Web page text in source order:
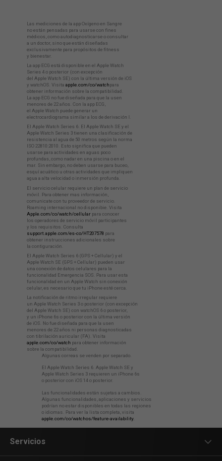
Las mediciones de la app Oxígeno en Sangre
no están pensadas para usarse con fines
médicos, como autodiagnosticarse o consultar
a un doctor, sino que están diseñadas
exclusivamente para propósitos de fitness
y bienestar.
La app ECG está disponible en el Apple Watch
Series 4 o posterior (con excepción
del Apple Watch SE) con la última versión de iOS
y watchOS. Visita apple.com/co/watchpara
obtener información sobre la compatibilidad.
La app ECG no fue diseñada para que la usen
menores de 22 años. Con la app ECG,
el Apple Watch puede generar un
electrocardiograma similar a los de derivación I.
El Apple Watch Series 6. El Apple Watch SE y el
Apple Watch Series 3 tienen una clasificación de
resistencia al agua de 50 metros según la norma
ISO 22810:2010. Esto significa que pueden
usarse para actividades en aguas poco
profundas, como nadar en una piscina o en el
mar. Sin embargo, no deben usarse para buceo,
esquí acuático u otras actividades que impliquen
agua a alta velocidad o inmersión profunda.
El servicio celular requiere un plan de servicio
móvil. Para obtener mas información,
comunicate con tu proveedor de servicio.
Roaming internacional no disponibie. Visita
Apple.com/co/watch/cellular para conocer
los operadores de servicio móvil participantes
y los requisitos. Consulta
support.apple.com/es-co/HT207578 para
obtener instrucciones adicionales sobre
la contiguración.
El Apple Watch Series 6 (GPS + Cellular) y el
Apple Watch SE (GPS + Cellular) pueden usar
una conexión de datos celulares para la
funcionalidad Emergencia SOS. Para usar esta
funcionalidad en un Apple Watch sin conexión
celular, es necesario que tu iPhone esté cerca.
La notificación de ritmo irregular requiere
un Apple Watch Series 3 o posterior (con excepción
del Apple Watch SE) con watchOS 6 o posterior,
y un iPhone 6s o posterior con la última versión
de iOS. No fue diseñada para que la usen
menores de 22 años ni personas diagnosticadas
con tibrilación auricular (FA). Visita
apple.com/co/watch para obtener información
sobre la compatibilidad.
Algunas correas se venden por separado.
El Apple Watch Series 6. Apple Watch SE y
Apple Watch Series 3 requieren un iPhone 6s
o posterior con iOS 14 o posterior.
Las funcionalidades están sujetas a cambios.
Algunas funcionalidades, aplicaciones y servicios
podrían no estar disponibles en todas las regiones
o idiomas. Para ver la lista completa, visita
apple.com/co/watchos/feature-availability.
Servicios